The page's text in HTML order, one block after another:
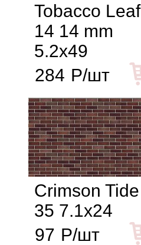
Tobacco Leaf
14 14 mm
5.2x49
284 Р/шт
Crimson Tide
35 7.1x24
97 Р/шт